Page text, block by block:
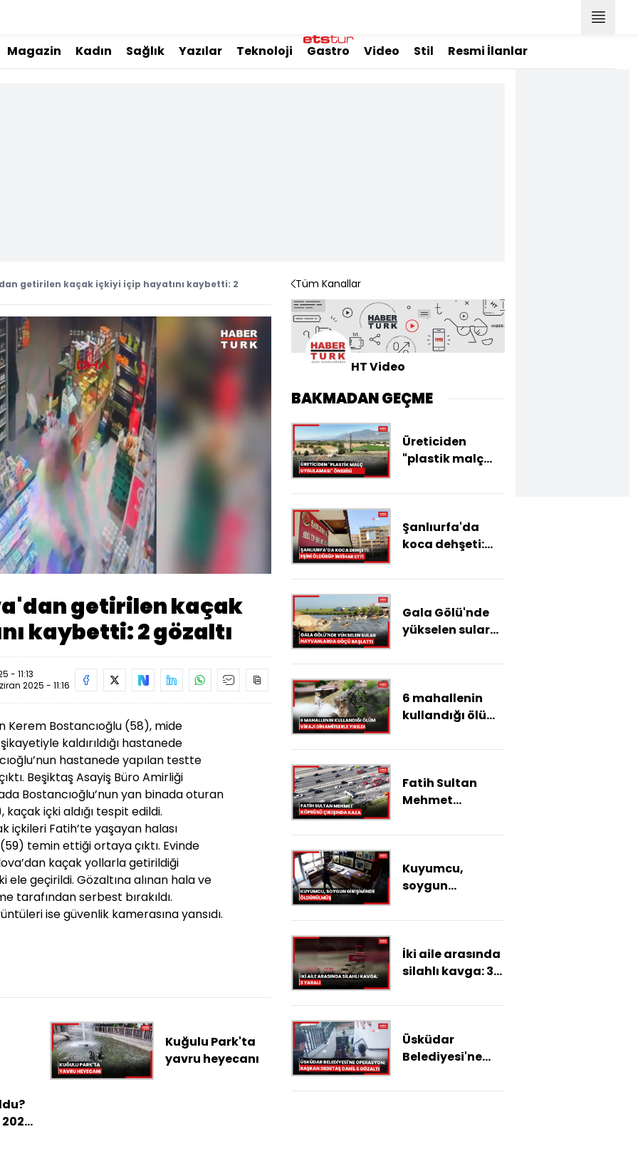
Magazin Kadın Sağlık Yazılar Teknoloji Gastro Video Stil Resmi İlanlar
getirilen kaçak içkiyi içip hayatını kaybetti: 2
getirilen kaçak
kaybetti: 2 gözaltı
- 11:13
2025 - 11:16
Kerem Bostancıoğlu (58), mide
kaldırıldığı hastanede
hastanede yapılan testte
Beşiktaş Asayiş Büro Amirliği
Bostancıoğlu’nun yan binada oturan
kaçak içki aldığı tespit edildi.
içkileri Fatih’te yaşayan halası
temin ettiği ortaya çıktı. Evinde
kaçak yollarla getirildiği
geçirildi. Gözaltına alınan hala ve
tarafından serbest bırakıldı.
ise güvenlik kamerasına yansıdı.
Kuğulu Park'ta
yavru heyecanı
Tüm Kanallar
HT Video
BAKMADAN GEÇME
Üreticiden
"plastik malç
önerisi
Şanlıurfa'da
koca dehşeti:
intihar etti
Gala Gölü'nde
yükselen sular
göçü başlattı
6 mahallenin
kullandığı ölüm
dinamitlerle
Fatih Sultan
Mehmet
çıkışında kaza
Kuyumcu,
soygun
öldürülmüş
İki aile arasında
silahlı kavga: 3
Üsküdar
Belediyesi'ne
Belediye